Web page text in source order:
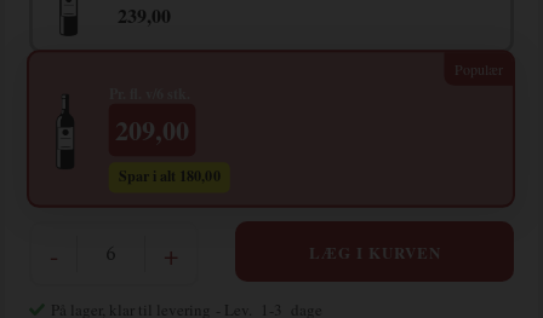
239,00
Spar i alt 180,00
209,00
- +
På lager, klar til levering - Lev. 1-3 dage